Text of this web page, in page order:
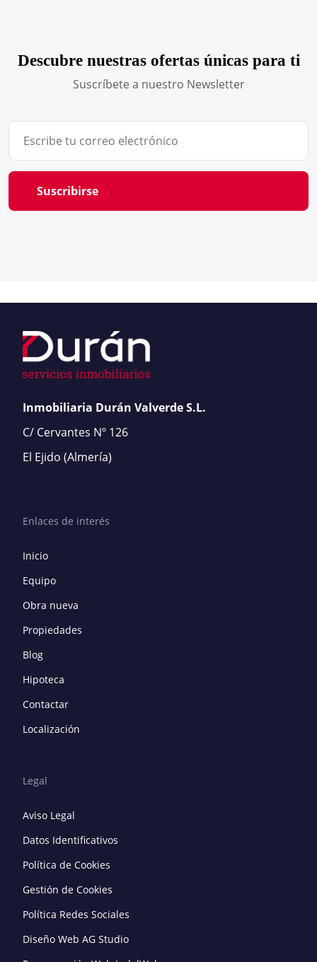
Descubre nuestras ofertas únicas para ti
Suscríbete a nuestro Newsletter
Suscribirse
Inmobiliaria Durán Valverde S.L.
C/ Cervantes Nº 126
El Ejido (Almería)
Enlaces de interés
Inicio
Equipo
Obra nueva
Propiedades
Blog
Hipoteca
Contactar
Localización
Legal
Aviso Legal
Datos Identificativos
Política de Cookies
Gestión de Cookies
Política Redes Sociales
Diseño Web AG Studio